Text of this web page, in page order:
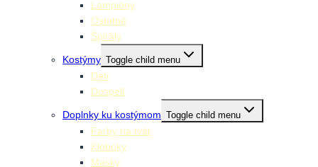
Lampióny
Ostatné
Špirály
Kostýmy Toggle child menu
Deti
Dospelí
Doplnky ku kostýmom Toggle child menu
Farby na tvár
Klobúky
Masky